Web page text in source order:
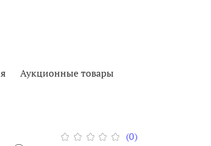
Аукционные товары
(0)